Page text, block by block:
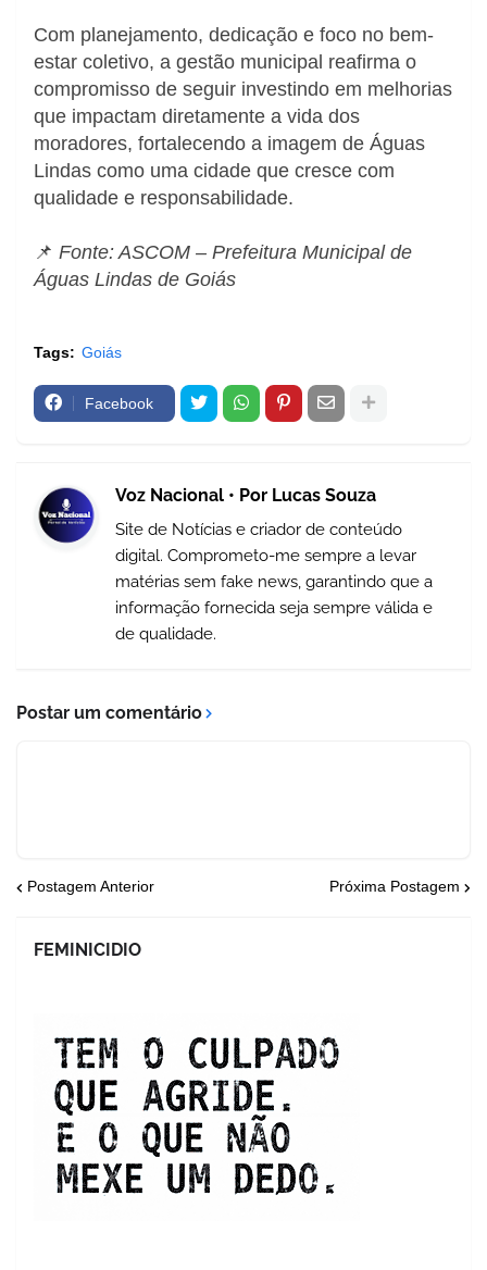
Com planejamento, dedicação e foco no bem-
estar coletivo, a gestão municipal reafirma o
compromisso de seguir investindo em melhorias
que impactam diretamente a vida dos
moradores, fortalecendo a imagem de Águas
Lindas como uma cidade que cresce com
qualidade e responsabilidade.
📌 Fonte: ASCOM – Prefeitura Municipal de
Águas Lindas de Goiás
Tags: Goiás
Facebook
Voz Nacional • Por Lucas Souza
Site de Notícias e criador de conteúdo
digital. Comprometo-me sempre a levar
matérias sem fake news, garantindo que a
informação fornecida seja sempre válida e
de qualidade.
Postar um comentário
Postagem Anterior Próxima Postagem
FEMINICIDIO